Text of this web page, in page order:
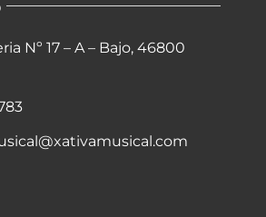
Nº 17 – A – Bajo, 46800